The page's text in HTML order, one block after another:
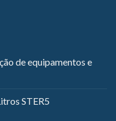
de equipamentos e
STER5